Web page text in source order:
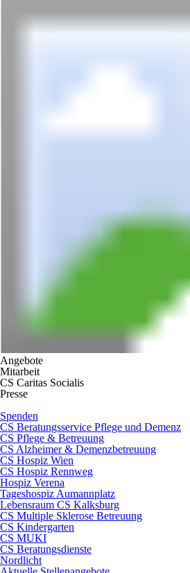
Angebote
Mitarbeit
CS Caritas Socialis
Presse
Spenden
CS Beratungsservice Pflege und Demenz
CS Pflege & Betreuung
CS Alzheimer & Demenzbetreuung
CS Hospiz Wien
CS Hospiz Rennweg
Hospiz Verena
Tageshospiz Aumannplatz
Lebensraum CS Kalksburg
CS Multiple Sklerose Betreuung
CS Kindergarten
CS MUKI
CS Beratungsdienste
Nordlicht